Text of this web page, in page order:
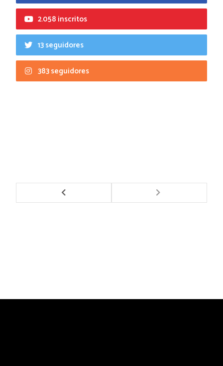
2.058 inscritos
13 seguidores
383 seguidores